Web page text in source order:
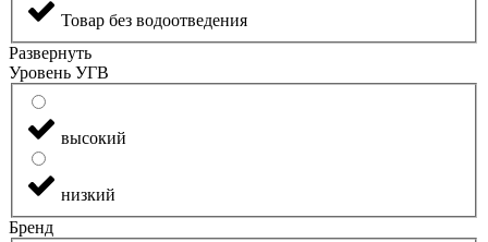
Товар без водоотведения
Развернуть
Уровень УГВ
высокий
низкий
Бренд